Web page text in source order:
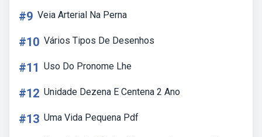
#9 Veia Arterial Na Perna
#10 Vários Tipos De Desenhos
#11 Uso Do Pronome Lhe
#12 Unidade Dezena E Centena 2 Ano
#13 Uma Vida Pequena Pdf